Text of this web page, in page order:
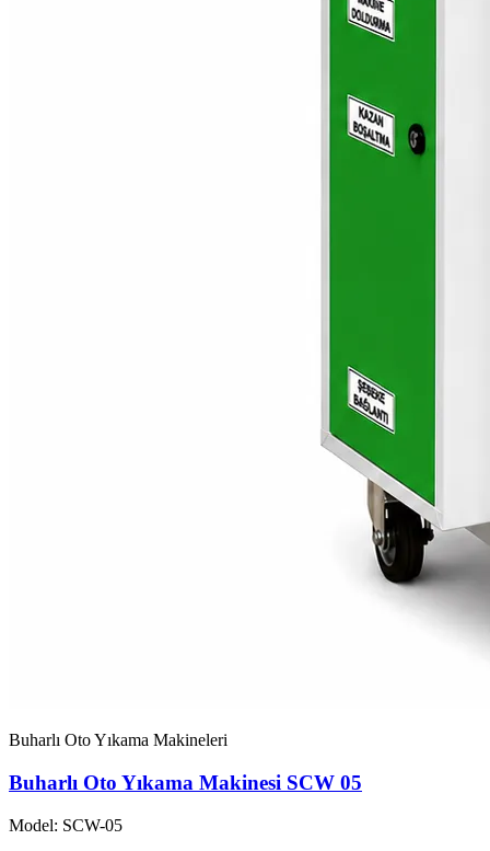
Buharlı Oto Yıkama Makineleri
Buharlı Oto Yıkama Makinesi SCW 05
Model: SCW-05